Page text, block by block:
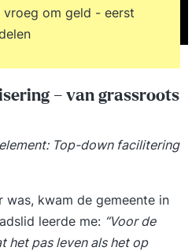
om geld - eerst
– van grassroots
Top-down facilitering
kwam de gemeente in
leerde me: “Voor de
het pas leven als het op